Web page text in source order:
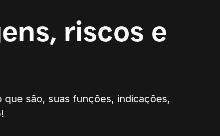
riscos e
são, suas funções, indicações,